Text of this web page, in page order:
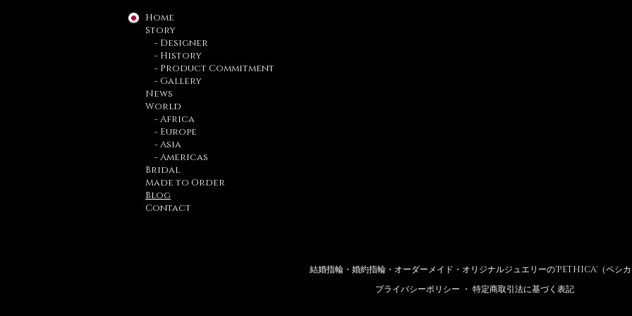
Home
Story
- Designer
- History
- Product Commitment
- Gallery
News
World
- Africa
- Europe
- Asia
- Americas
Bridal
Made to Order
Blog
Contact
結婚指輪・婚約指輪・オーダーメイド・オリジナルジュエリーの'PETHICA'（ペシ
プライバシーポリシー ・ 特定商取引法に基づく表記